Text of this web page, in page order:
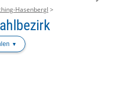
Hasenbergl